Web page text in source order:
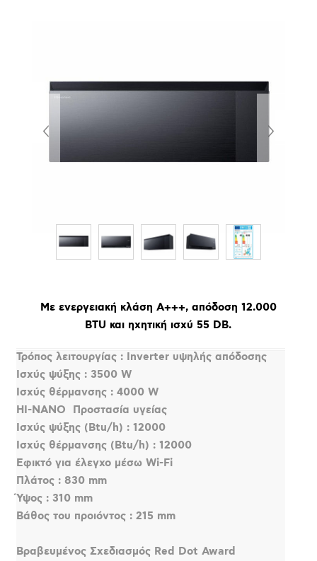
Με ενεργειακή κλάση Α+++, απόδοση 12.000
BTU και ηχητική ισχύ 55 DB.
Τρόπος λειτουργίας : Inverter υψηλής απόδοσης
Ισχύς ψύξης : 3500 W
Ισχύς θέρμανσης : 4000 W
HI-NANO  Προστασία υγείας
Ισχύς ψύξης (Btu/h) : 12000
Ισχύς θέρμανσης (Btu/h) : 12000
Εφικτό για έλεγχο μέσω Wi-Fi
Πλάτος : 830 mm
Ύψος : 310 mm
Βάθος του προιόντος : 215 mm
Βραβευμένος Σχεδιασμός Red Dot Award